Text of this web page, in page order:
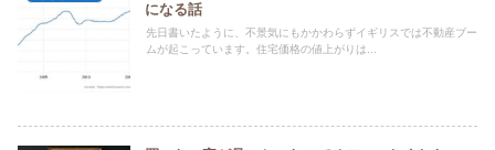
になる話
先日書いたように、不景気にもかかわらずイギリスでは不動産ブー
ムが起こっています。住宅価格の値上がりは...